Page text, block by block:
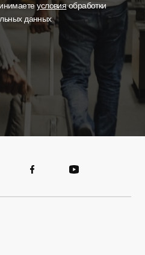
условияобработки
данных